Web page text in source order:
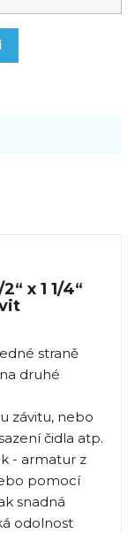
x 1 1/4“
straně
druhé
závitu, nebo
čidla atp.
- armatur z
pomocí
snadná
odolnost